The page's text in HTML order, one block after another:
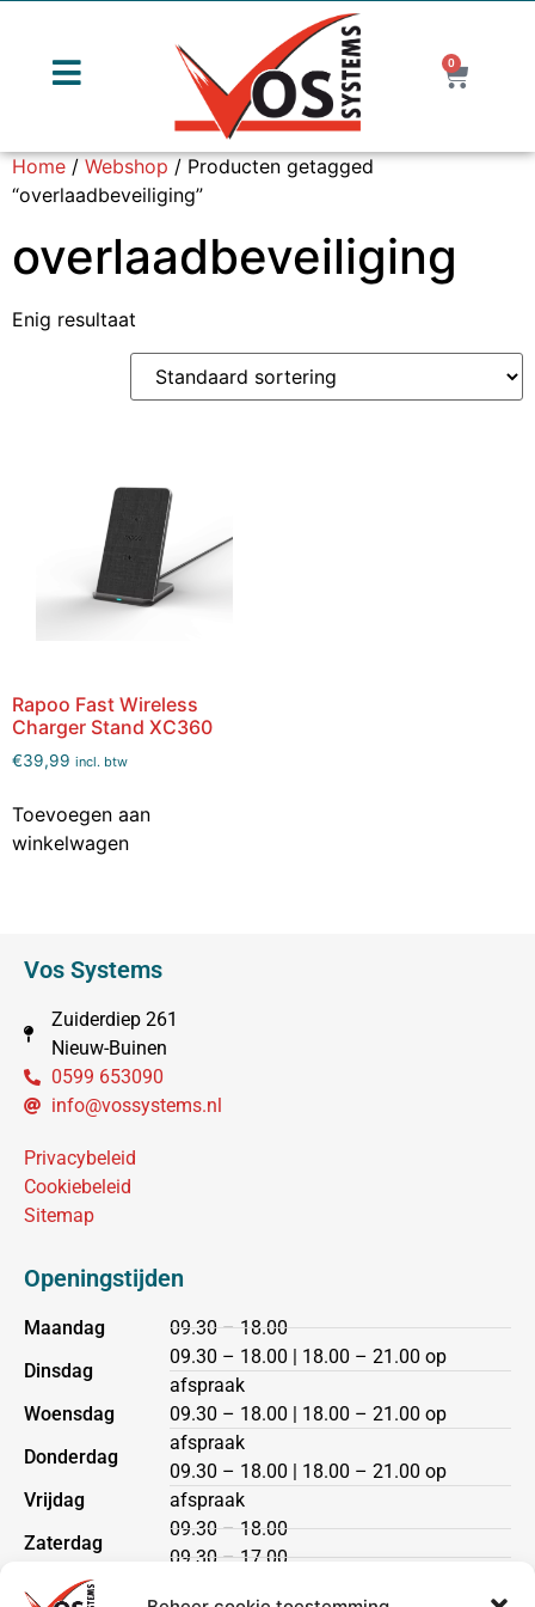
0
Home/Webshop/ Producten getagged
“overlaadbeveiliging”
overlaadbeveiliging
Enig resultaat
Rapoo Fast Wireless
Charger Stand XC360
€39,99 incl. btw
Toevoegen aan
winkelwagen
Vos Systems
Zuiderdiep 261
Nieuw-Buinen
0599 653090
info@vossystems.nl
Privacybeleid
Cookiebeleid
Sitemap
Openingstijden
Maandag
Dinsdag
Woensdag
Donderdag
Vrijdag
Zaterdag
Zondag
09.30 – 18.00
09.30 – 18.00 | 18.00 – 21.00 op
afspraak
09.30 – 18.00 | 18.00 – 21.00 op
afspraak
09.30 – 18.00 | 18.00 – 21.00 op
afspraak
09.30 – 18.00
09.30 – 17.00